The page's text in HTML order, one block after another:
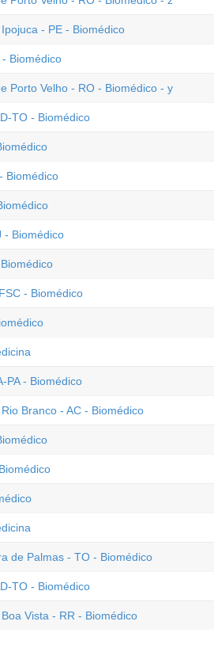
- PE - Biomédico
Biomédico
Porto Velho - RO - Biomédico - y
TO - Biomédico
Biomédico
- Biomédico
- Biomédico
PA - Biomédico
Branco - AC - Biomédico
de Palmas - TO - Biomédico
TO - Biomédico
Vista - RR - Biomédico